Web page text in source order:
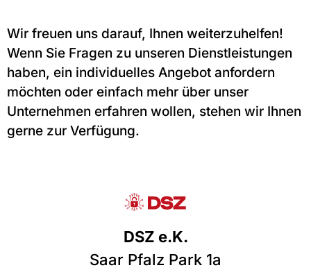
Wir freuen uns darauf, Ihnen weiterzuhelfen!
Wenn Sie Fragen zu unseren Dienstleistungen
haben, ein individuelles Angebot anfordern
möchten oder einfach mehr über unser
Unternehmen erfahren wollen, stehen wir Ihnen
gerne zur Verfügung.
DSZ e.K.
Saar Pfalz Park 1a